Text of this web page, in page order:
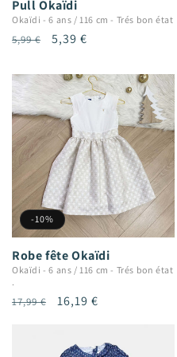
Pull Okaïdi
Okaïdi -6 ans / 116 cm - Trés bon état
Prix
5,99 €
Prix
5,39 €
-10%
Robe fête Okaïdi
Okaïdi -6 ans / 116 cm - Trés bon état
Prix
17,99 €
Prix
16,19 €